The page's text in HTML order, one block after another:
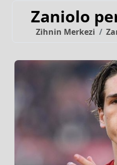
Zaniolo
Zihnin Merkezi